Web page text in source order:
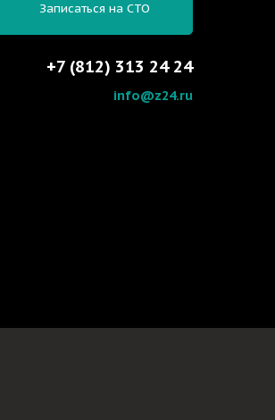
Записаться на СТО
+7 (812) 313 24 24
info@z24.ru